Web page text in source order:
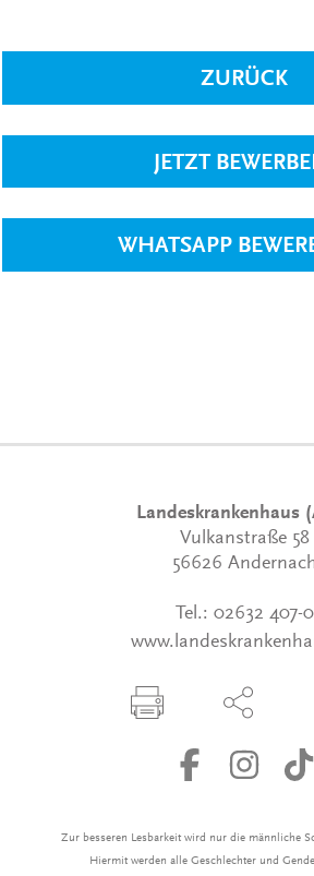
ZURÜCK
JETZT
WHATSAPP
Landeskrankenhaus
Vulkanstraße 58
56626
Tel.: 02632 407-0
Zur besseren Lesbarkeit wird nur die männliche
Hiermit werden alle Geschlechter und